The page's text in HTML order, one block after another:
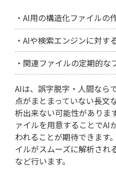
・AI用の構造化ファイルの
・AIや検索エンジンに対す
・関連ファイルの定期的な
AIは、誤字脱字・人間なら
点がまとまっていない長文
析出来ない可能性がありま
ァイルを用意することでAI
われることが期待できます
イルがスムーズに解析され
など行います。